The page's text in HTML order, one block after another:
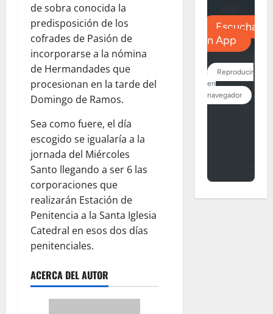
de sobra conocida la
predisposición de los
cofrades de Pasión de
incorporarse a la nómina
de Hermandades que
procesionan en la tarde del
Domingo de Ramos.
Sea como fuere, el día
escogido se igualaría a la
jornada del Miércoles
Santo llegando a ser 6 las
corporaciones que
realizarán Estación de
Penitencia a la Santa Iglesia
Catedral en esos dos días
penitenciales.
ACERCA DEL AUTOR